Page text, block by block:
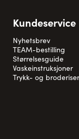
Kundeservice
Nyhetsbrev
TEAM-bestilling
Størrelsesguide
Vaskeinstruksjoner
Trykk- og